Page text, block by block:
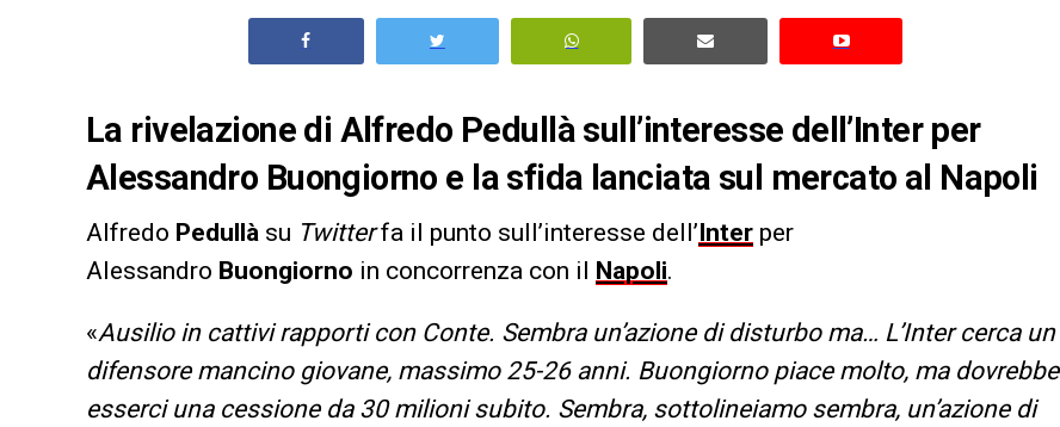
La rivelazione di Alfredo Pedullà sull’interesse dell’Inter per
Alessandro Buongiorno e la sfida lanciata sul mercato al Napoli
Alfredo Pedullà su Twitterfa il punto sull’interesse dell’Inter per
Alessandro Buongiorno in concorrenza con il Napoli.
«Ausilio in cattivi rapporti con Conte. Sembra un’azione di disturbo ma… L’Inter cerca un
difensore mancino giovane, massimo 25-26 anni. Buongiorno piace molto, ma dovrebbe
esserci una cessione da 30 milioni subito. Sembra, sottolineiamo sembra, un’azione di